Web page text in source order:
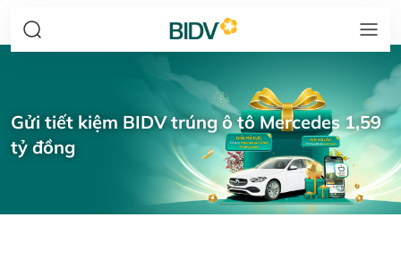
Gửi tiết kiệm BIDV trúng ô tô Mercedes 1,59
tỷ đồng